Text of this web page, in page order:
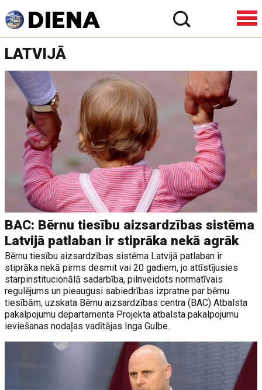
LATVIJĀ
BAC: Bērnu tiesību aizsardzības sistēma
Latvijā patlaban ir stiprāka nekā agrāk
Bērnu tiesību aizsardzības sistēma Latvijā patlaban ir
stiprāka nekā pirms desmit vai 20 gadiem, jo attīstījusies
starpinstitucionālā sadarbība, pilnveidots normatīvais
regulējums un pieaugusi sabiedrības izpratne par bērnu
tiesībām, uzskata Bērnu aizsardzības centra (BAC) Atbalsta
pakalpojumu departamenta Projekta atbalsta pakalpojumu
ieviešanas nodaļas vadītājas Inga Gulbe.